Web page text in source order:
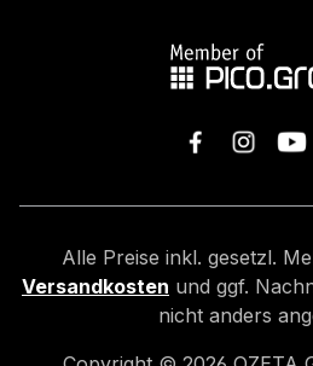
Alle Preise inkl. gesetzl.
Versandkosten und ggf.
nicht anders